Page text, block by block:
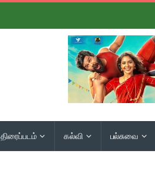
திரைப்படம் கல்வி பல்சுவை